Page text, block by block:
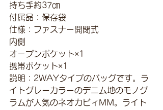
持ち手約37㎝
付属品：保存袋
仕様：ファスナー開閉式
内側
オープンポケット×1
携帯ポケット×1
説明：2WAYタイプのバッグです。ラ
イトグレーカラーのデニム地のモノグ
ラムが人気のネオカビィMM。ライト